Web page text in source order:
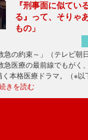
『刑事面に似てい
る』って、そりゃ
もの」
の約束～」（テレビ朝
医療の最前線でもがく
本格医療ドラマ。（※以
きを読む